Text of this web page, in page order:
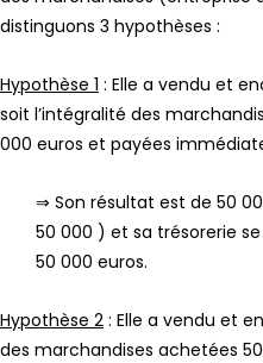
distinguons 3 hypothèses :
Hypothèse 1 : Elle a vendu et
soit l’intégralité des
000 euros et payées
⇒ Son résultat est de 50
50 000 ) et sa trésorerie
50 000 euros.
Hypothèse 2 : Elle a vendu et
des marchandises achetées